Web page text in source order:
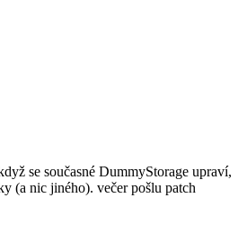
se současné DummyStorage upraví,
(a nic jiného). večer pošlu patch